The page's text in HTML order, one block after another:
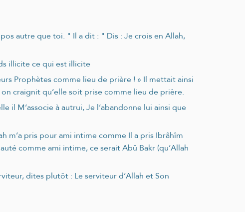
autre que toi. " Il a dit : " Dis : Je crois en Allah,
illicite ce qui est illicite
Prophètes comme lieu de prière ! » Il mettait ainsi
craignit qu’elle soit prise comme lieu de prière.
il M’associe à autrui, Je l’abandonne lui ainsi que
m’a pris pour ami intime comme Il a pris Ibrâhîm
comme ami intime, ce serait Abû Bakr (qu’Allah
dites plutôt : Le serviteur d’Allah et Son